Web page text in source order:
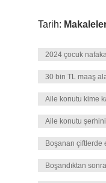
Tarih:
2024 çocuk
30 bin TL maaş
Aile konutu kime
Aile konutu
Boşanan çiftlerde
Boşandıktan